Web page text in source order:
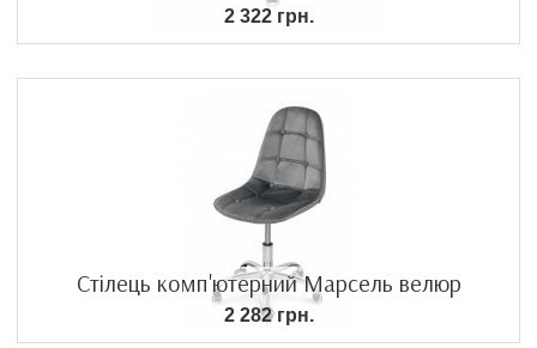
2 322 грн.
Стілець комп'ютерний Марсель велюр
2 282 грн.